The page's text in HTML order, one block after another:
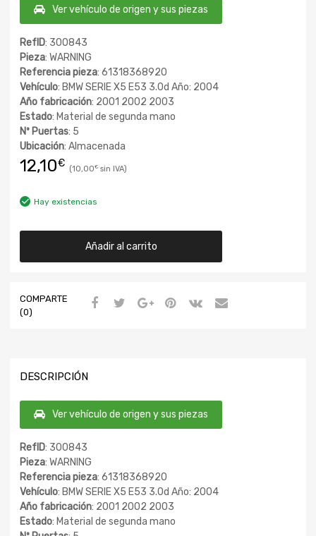
Ver vehículo de origen y sus piezas
RefID: 300843
Pieza: WARNING
Referencia pieza: 61318368920
Vehículo: BMW SERIE X5 E53 3.0d Año: 2004
Año fabricación: 2001 2002 2003
Estado: Material de segunda mano
Nº Puertas: 5
Ubicación: Almacenada
12,10€ 10,00€
Hay existencias
Añadir al carrito
COMPARTE
(0)
DESCRIPCIÓN
Ver vehículo de origen y sus piezas
RefID: 300843
Pieza: WARNING
Referencia pieza: 61318368920
Vehículo: BMW SERIE X5 E53 3.0d Año: 2004
Año fabricación: 2001 2002 2003
Estado: Material de segunda mano